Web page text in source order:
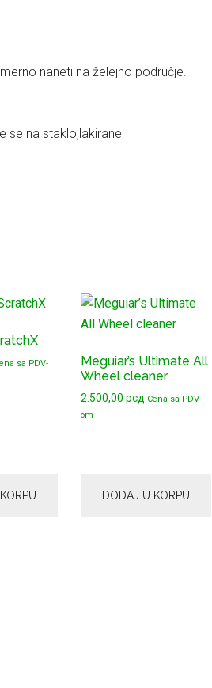
naneti na želejno područje.
se na staklo,lakirane
sa PDV-
Meguiar’s Ultimate All
Wheel cleaner
2.500,00 рсд Cena sa PDV-
om
DODAJ U KORPU